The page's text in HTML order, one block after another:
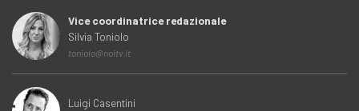
Vice coordinatrice redazionale
Silvia Toniolo
toniolo@noitv.it
Luigi Casentini